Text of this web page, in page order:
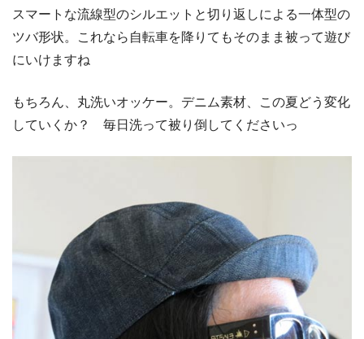
スマートな流線型のシルエットと切り返しによる一体型の
ツバ形状。これなら自転車を降りてもそのまま被って遊び
にいけますね
もちろん、丸洗いオッケー。デニム素材、この夏どう変化
していくか？ 毎日洗って被り倒してくださいっ